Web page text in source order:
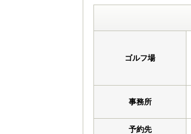
ゴルフ場
事務所
予約先